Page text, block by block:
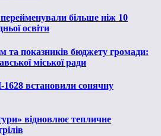
більше ніж 10
освіти
та показників бюджету громади:
міської ради
встановили сонячну
відновлює тепличне